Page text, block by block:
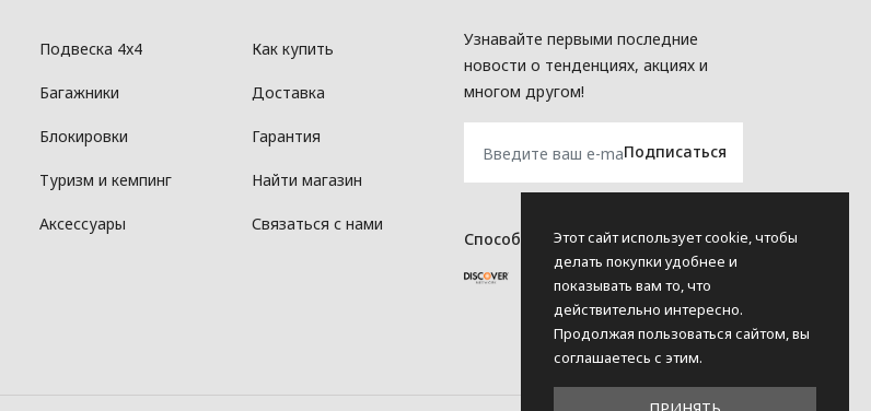
Подвеска 4x4
Багажники
Блокировки
Туризм и кемпинг
Аксессуары
Как купить
Доставка
Гарантия
Найти магазин
Связаться с нами
Узнавайте первыми последние
новости о тенденциях, акциях и
многом другом!
Способы оплатыЭтот сайт использует cookie, чтобы
делать покупки удобнее и
показывать вам то, что
действительно интересно.
Продолжая пользоваться сайтом, вы
соглашаетесь с этим.